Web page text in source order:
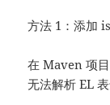
方法 1：添加
在 Maven 项
无法解析 EL